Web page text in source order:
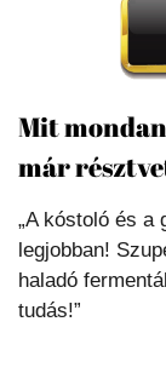
Mit
már
„A kóstoló és a
legjobban!
haladó
tudás!”